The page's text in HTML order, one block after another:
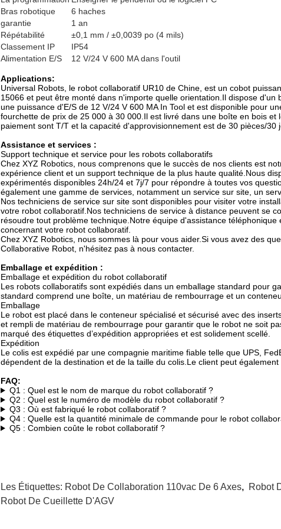
Bras robotique
6 haches
garantie
1 an
Répétabilité
±0,1 mm / ±0,0039 po (4 mils)
Classement IP
IP54
Alimentation E/S
12 V/24 V 600 MA dans l'outil
Applications:
Universal Robots, le robot collaboratif UR10 de Chine, est un cobot
15066 et peut être monté dans n'importe quelle orientation.Il dispose
une puissance d'E/S de 12 V/24 V 600 MA In Tool et est disponible pour
fourchette de prix de 25 000 à 30 000.Il est livré dans une boîte en bois
paiement sont T/T et la capacité d'approvisionnement est de 30 pièces/30
Assistance et services :
Support technique et service pour les robots collaboratifs
Chez XYZ Robotics, nous comprenons que le succès de nos clients est
expérience client et un support technique de la plus haute qualité.Nous
expérimentés disponibles 24h/24 et 7j/7 pour répondre à toutes vos
également une gamme de services, notamment un service sur site, un
Nos techniciens de service sur site sont disponibles pour visiter votre
votre robot collaboratif.Nos techniciens de service à distance peuvent se
résoudre tout problème technique.Notre équipe d'assistance
concernant votre robot collaboratif.
Chez XYZ Robotics, nous sommes là pour vous aider.Si vous avez des
Collaborative Robot, n'hésitez pas à nous contacter.
Emballage et expédition :
Emballage et expédition du robot collaboratif
Les robots collaboratifs sont expédiés dans un emballage standard pour
standard comprend une boîte, un matériau de rembourrage et un
Emballage
Le robot est placé dans le conteneur spécialisé et sécurisé avec des
et rempli de matériau de rembourrage pour garantir que le robot ne soit
marqué des étiquettes d’expédition appropriées et est solidement scellé.
Expédition
Le colis est expédié par une compagnie maritime fiable telle que UPS,
dépendent de la destination et de la taille du colis.Le client peut
FAQ:
Q1 : Quel est le nom de marque du robot collaboratif ?
Q2 : Quel est le numéro de modèle du robot collaboratif ?
Q3 : Où est fabriqué le robot collaboratif ?
Q4 : Quelle est la quantité minimale de commande pour le robot
Q5 : Combien coûte le robot collaboratif ?
Les Étiquettes: Robot De Collaboration 110vac De 6 Axes, Robot
Robot De Cueillette D'AGV